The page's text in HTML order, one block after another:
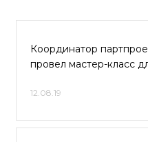
Координатор
провел мастер-класс
12.08.19